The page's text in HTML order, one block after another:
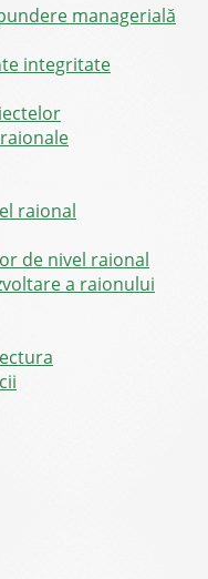
managerială
integritate
raional
de nivel raional
a raionului